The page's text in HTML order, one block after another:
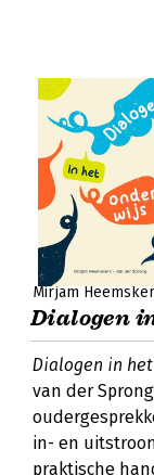
Mirjam
Dialogen
Dialogen in
van der
in- en
praktische